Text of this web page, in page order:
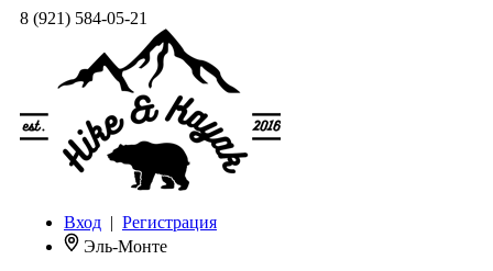
8 (921) 584-05-21
Вход | Регистрация
Эль-Монте